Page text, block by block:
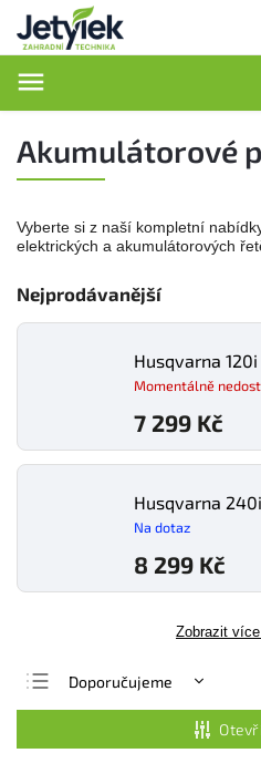
Akumulátorové
Vyberte si z naší kompletní
elektrických a akumulátorových
Nejprodávanější
Husqvarna 120i
Momentálně
7 299 Kč
Husqvarna 240i
Na dotaz
8 299 Kč
Zobrazit
Doporučujeme
Nejdražší